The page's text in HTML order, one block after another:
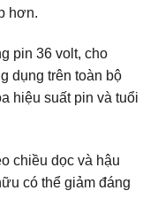
hơn.
pin 36 volt, cho
dụng trên toàn bộ
hiệu suất pin và tuổi
chiều dọc và hậu
có thể giảm đáng